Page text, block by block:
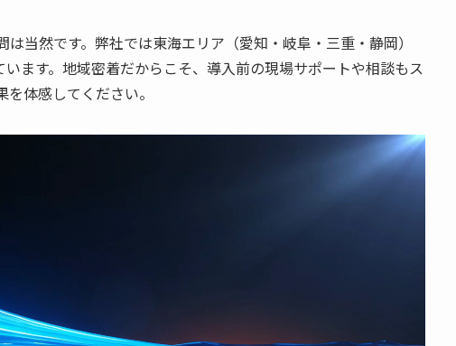
当然です。弊社では東海エリア（愛知・岐阜・三重・静岡）
ます。地域密着だからこそ、導入前の現場サポートや相談もス
体感してください。